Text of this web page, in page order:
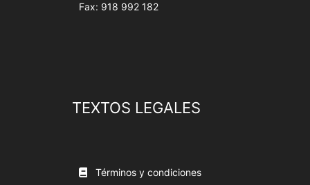
Fax: 918 992 182
TEXTOS LEGALES
Términos y condiciones